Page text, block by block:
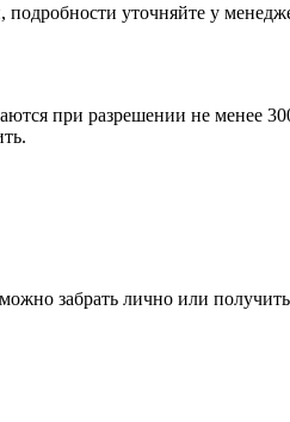
уточняйте у
при разрешении не менее
забрать лично или